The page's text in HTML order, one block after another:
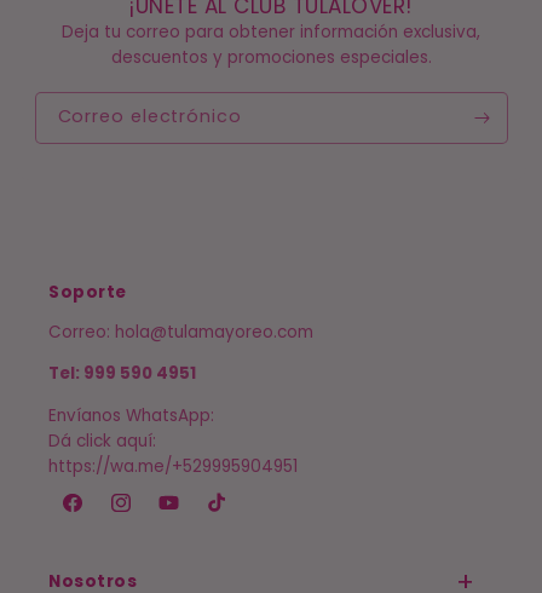
Deja tu correo para obtener información exclusiva,
descuentos y promociones especiales.
Correo electrónico
Soporte
Correo: hola@tulamayoreo.com
Tel: 999 590 4951
Envíanos WhatsApp:
Dá click aquí:
https://wa.me/+529995904951
FacebookInstagramYouTubeTikTok
Nosotros